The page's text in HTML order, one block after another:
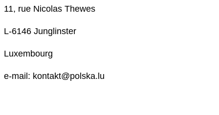
11, rue Nicolas Thewes
L-6146 Junglinster
Luxembourg
e-mail: kontakt@polska.lu